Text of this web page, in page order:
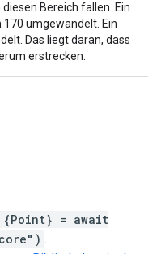
Bereich fallen. Ein
umgewandelt. Ein
Das liegt daran, dass
erstrecken.
{Point} = await
.